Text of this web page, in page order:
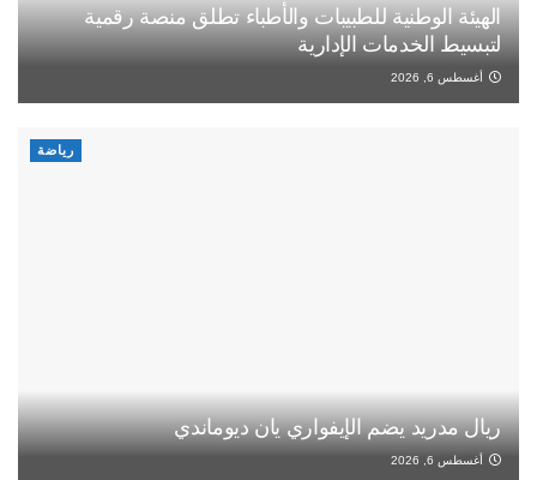
الهيئة الوطنية للطبيبات والأطباء تطلق منصة رقمية
لتبسيط الخدمات الإدارية
أغسطس 6, 2026
رياضة
ريال مدريد يضم الإيفواري يان ديوماندي
أغسطس 6, 2026